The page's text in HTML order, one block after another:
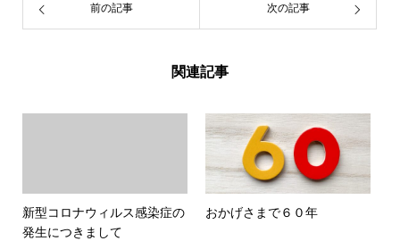
前の記事 次の記事
関連記事
新型コロナウィルス感染症の
発生につきまして
おかげさまで６０年